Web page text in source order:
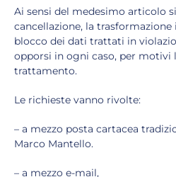
Ai sensi del medesimo articolo
cancellazione, la
blocco dei dati trattati in
opporsi in ogni caso, per
trattamento.
Le richieste vanno rivolte:
– a mezzo posta cartacea
Marco Mantello.
– a mezzo e-mail,